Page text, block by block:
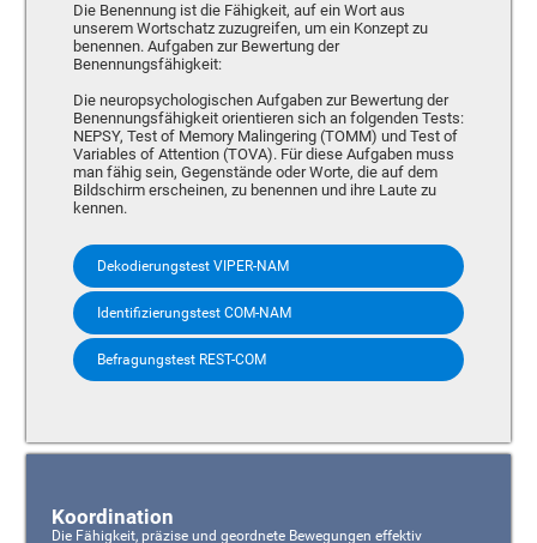
Die Benennung ist die Fähigkeit, auf ein Wort aus
unserem Wortschatz zuzugreifen, um ein Konzept zu
benennen. Aufgaben zur Bewertung der
Benennungsfähigkeit:
Die neuropsychologischen Aufgaben zur Bewertung der
Benennungsfähigkeit orientieren sich an folgenden Tests:
NEPSY, Test of Memory Malingering (TOMM) und Test of
Variables of Attention (TOVA). Für diese Aufgaben muss
man fähig sein, Gegenstände oder Worte, die auf dem
Bildschirm erscheinen, zu benennen und ihre Laute zu
kennen.
Dekodierungstest VIPER-NAM
Identifizierungstest COM-NAM
Befragungstest REST-COM
Koordination
Die Fähigkeit, präzise und geordnete Bewegungen effektiv